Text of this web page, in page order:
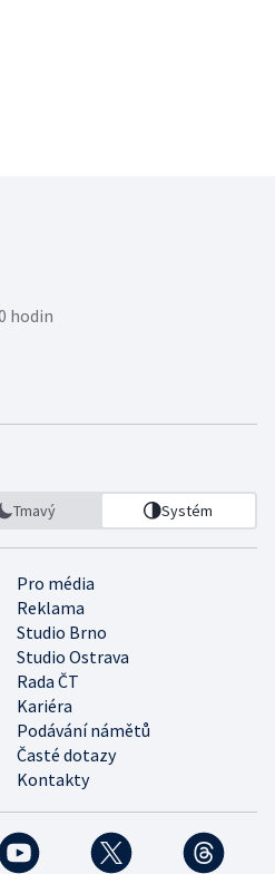
hodin
Tmavý Systém
Pro média
Reklama
Studio Brno
Studio Ostrava
Rada ČT
Kariéra
Podávání námětů
Časté dotazy
Kontakty